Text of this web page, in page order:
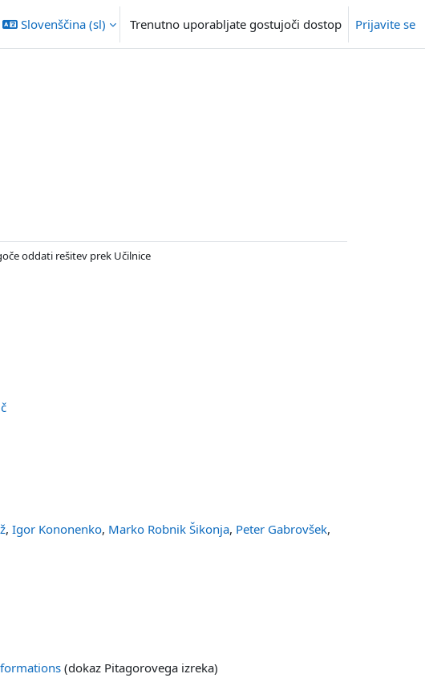
Slovenščina ‎(sl)‎ Trenutno uporabljate gostujoči dostop Prijavite se
oddati rešitev prek Učilnice
, Igor Kononenko, Marko Robnik Šikonja, Peter Gabrovšek,
(dokaz Pitagorovega izreka)